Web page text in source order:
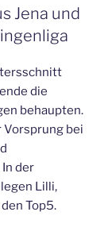
Jena und
die
behaupten.
Vorsprung bei
der
Lilli,
Top5.